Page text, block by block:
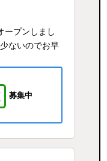
ープンしまし
ないのでお早
募集中